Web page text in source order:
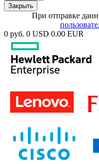
Закрыть
При отправке
0 руб. 0 USD 0.00 EUR